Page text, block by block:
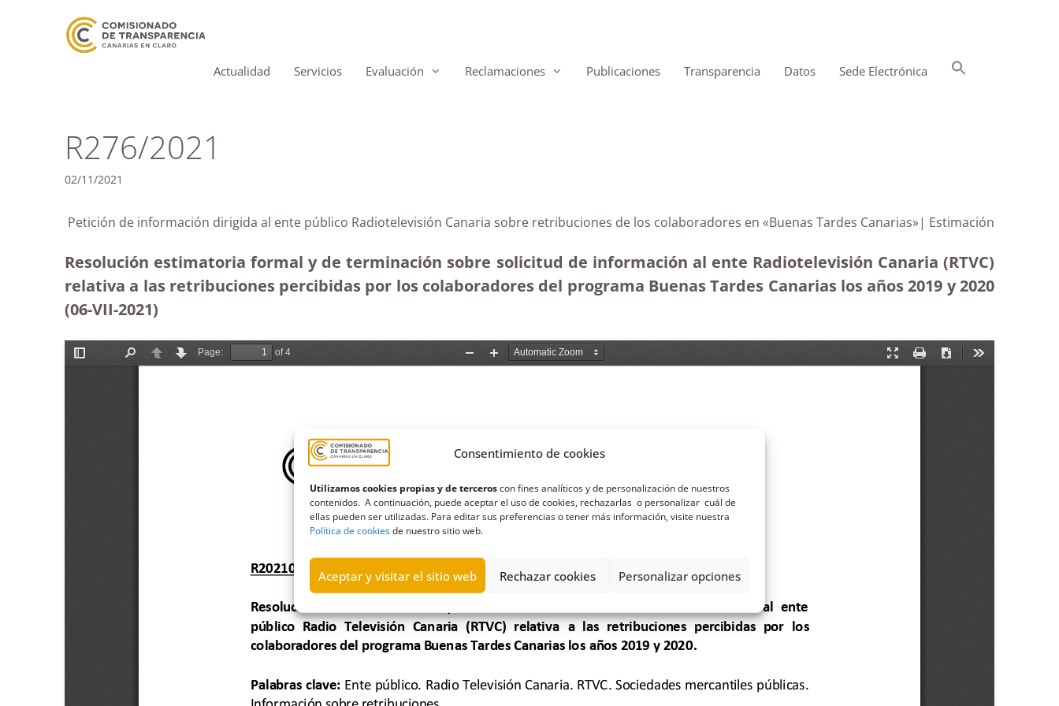
Consentimiento de cookies
Utilizamos cookies propias y de terceroscon fines analíticos y de personalización de nuestros
contenidos. A continuación, puede aceptar el uso de cookies, rechazarlas o personalizar cuál de
ellas pueden ser utilizadas. Para editar sus preferencias o tener más información, visite nuestra
Política de cookiesde nuestro sitio web.
Aceptar y visitar el sitio web Rechazar cookies Personalizar opciones
Actualidad Servicios Evaluación Reclamaciones Publicaciones Transparencia Datos Sede Electrónica
R276/2021
02/11/2021
Petición de información dirigida al ente público Radiotelevisión Canaria sobre retribuciones de los colaboradores en «Buenas Tardes Canarias»| Estimación
Resolución estimatoria formal y de terminación sobre solicitud de información al ente Radiotelevisión Canaria (RTVC)
relativa a las retribuciones percibidas por los colaboradores del programa Buenas Tardes Canarias los años 2019 y 2020
(06-VII-2021)